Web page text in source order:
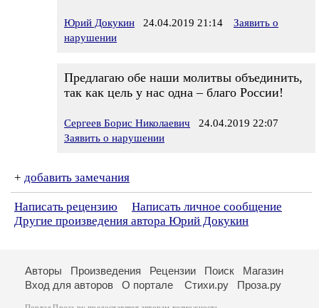
Юрий Докукин 24.04.2019 21:14
Заявить о
нарушении
Предлагаю обе наши молитвы объединить,
так как цель у нас одна – благо России!
Сергеев Борис Николаевич 24.04.2019 22:07
Заявить о нарушении
+ добавить замечания
Написать рецензию
Написать личное сообщение
Другие произведения автора Юрий Докукин
Авторы Произведения Рецензии Поиск
Магазин
Вход для авторов
О портале Стихи.ру Проза.ру